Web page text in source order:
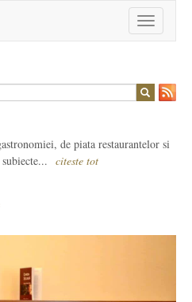
Toggle
navigation
de piata restaurantelor si
citeste tot